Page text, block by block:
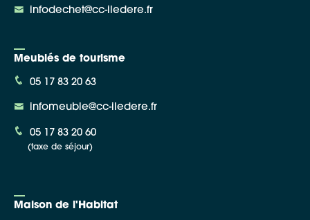
infodechet@cc-iledere.fr
Meublés de tourisme
05 17 83 20 63
infomeuble@cc-iledere.fr
05 17 83 20 60
(taxe de séjour)
Maison de l'Habitat